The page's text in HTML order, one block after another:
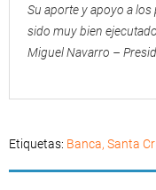
Su aporte y apoyo a
sido muy bien
Miguel Navarro –
Etiquetas: Banca, Santa